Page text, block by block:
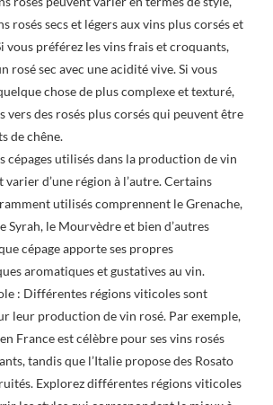
rosés secs et légers aux vins plus corsés et
vous préférez les vins frais et croquants,
rosé sec avec une acidité vive. Si vous
chose de plus complexe et texturé,
vers des rosés plus corsés qui peuvent être
de chêne.
cépages utilisés dans la production de vin
varier d’une région à l’autre. Certains
utilisés comprennent le Grenache,
Syrah, le Mourvèdre et bien d’autres
cépage apporte ses propres
aromatiques et gustatives au vin.
: Différentes régions viticoles sont
leur production de vin rosé. Par exemple,
France est célèbre pour ses vins rosés
tandis que l’Italie propose des Rosato
Explorez différentes régions viticoles